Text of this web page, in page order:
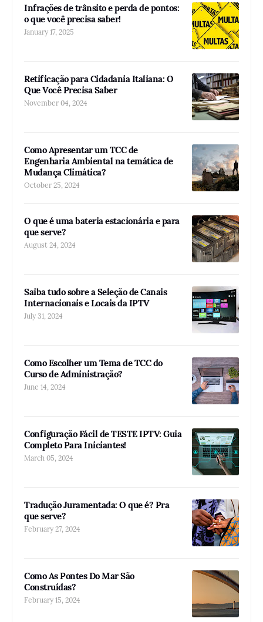
Infrações de trânsito e perda de pontos:
o que você precisa saber!
January 17, 2025
Retificação para Cidadania Italiana: O
Que Você Precisa Saber
November 04, 2024
Como Apresentar um TCC de
Engenharia Ambiental na temática de
Mudança Climática?
October 25, 2024
O que é uma bateria estacionária e para
que serve?
August 24, 2024
Saiba tudo sobre a Seleção de Canais
Internacionais e Locais da IPTV
July 31, 2024
Como Escolher um Tema de TCC do
Curso de Administração?
June 14, 2024
Configuração Fácil de TESTE IPTV: Guia
Completo Para Iniciantes!
March 05, 2024
Tradução Juramentada: O que é? Pra
que serve?
February 27, 2024
Como As Pontes Do Mar São
Construídas?
February 15, 2024